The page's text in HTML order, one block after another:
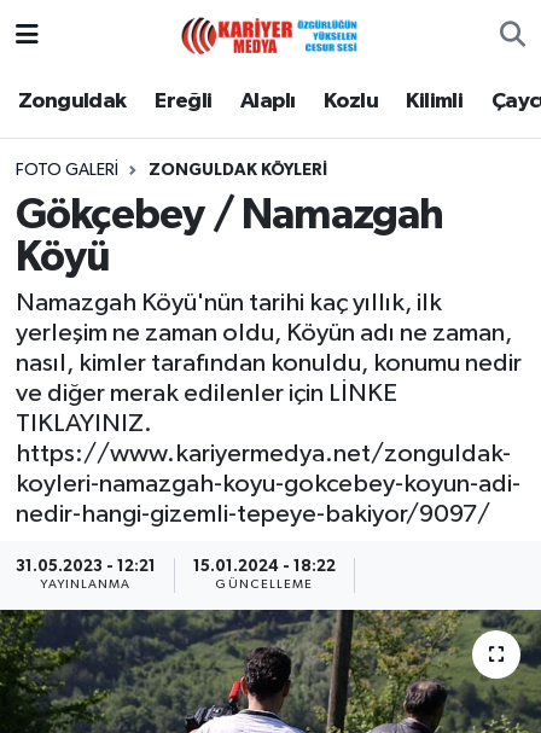
Zonguldak Ereğli Alaplı Kozlu Kilimli
FOTO GALERI ZONGULDAK KÖYLERİ
Gökçebey / Namazgah
Köyü
Namazgah Köyü'nün tarihi kaç yıllık, ilk
yerleşim ne zaman oldu, Köyün adı ne zaman,
nasıl, kimler tarafından konuldu, konumu nedir
ve diğer merak edilenler için LİNKE
TIKLAYINIZ.
https://www.kariyermedya.net/zonguldak-
koyleri-namazgah-koyu-gokcebey-koyun-adi-
nedir-hangi-gizemli-tepeye-bakiyor/9097/
31.05.2023 - 12:21
YAYINLANMA
15.01.2024 - 18:22
GÜNCELLEME
Zonguldak
Alaplı
Kozlu
Kilimli
Çaycuma
Gökçebey
Devrek
Özel
Mesaj
Dergim
Zonguldak Nöbetçi Eczaneler
Zonguldak Namaz Vakitleri
Zonguldak Trafik Yoğunluk Haritası
Puan Durumu ve Fikstür
Tüm Manşetler
Son Dakika Haberleri
Haber Arşivi